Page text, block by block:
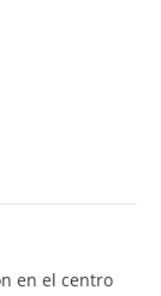
en el centro